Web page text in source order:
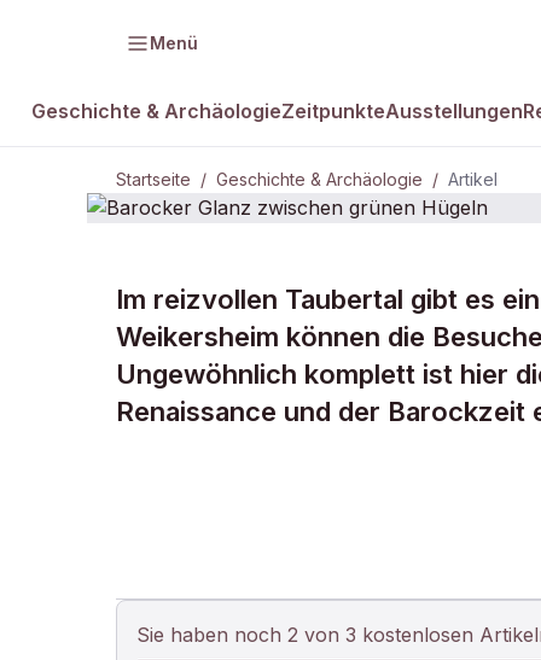
Menü
Geschichte & ArchäologieZeitpunkteAusstellungen
Startseite / Geschichte & Archäologie / Artikel
DAMALS PlusGESCHICHTE & ARCHÄOLOGIE
Barocker
grünen
Im reizvollen Taubertal gibt es
Weikersheim können die
Ungewöhnlich komplett ist hier
Renaissance und der Barockzeit
Sie haben noch 2 von 3 kostenlosen